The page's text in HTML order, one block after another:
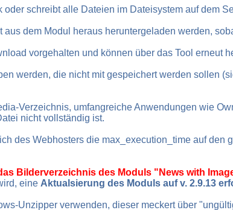
schreibt alle Dateien im Dateisystem auf dem
dem Modul heraus heruntergeladen werden,
vorgehalten und können über das Tool erneut
werden, die nicht mit gespeichert werden sollen
Verzeichnis, umfangreiche Anwendungen wie
nicht vollständig ist.
des Webhosters die max_execution_time auf
Bilderverzeichnis des Moduls "News with
eine Aktualsierung des Moduls auf v. 2.9.13
Unzipper verwenden, dieser meckert über